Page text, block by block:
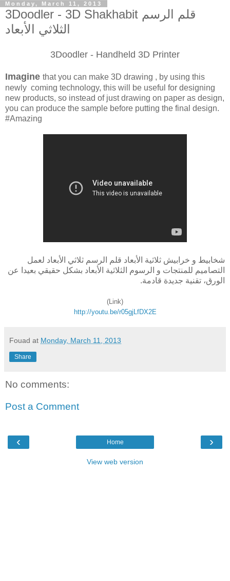
Monday, March 11, 2013
3Doodler - 3D Shakhabit قلم الرسم
الثلاثي الأبعاد
3Doodler - Handheld 3D Printer
Imagine that you can make 3D drawing , by using this
newly coming technology, this will be useful for designing
new products, so instead of just drawing on paper as design,
you can produce the sample before putting the final design.
#Amazing
شخابيط و خرابيش ثلاثية الأبعاد قلم الرسم ثلاثي الأبعاد لعمل
التصاميم للمنتجات و الرسوم الثلاثية الأبعاد بشكل حقيقي بعيدا عن
الورق، تقنية جديدة قادمة.
(Link)
http://youtu.be/r05gjLfDX2E
Fouad at Monday, March 11, 2013
Share
No comments:
Post a Comment
‹ ›
Home
View web version